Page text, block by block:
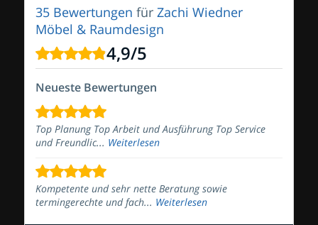
35 Bewertungen für Zachi Wiedner
Möbel & Raumdesign
4,9/5
Neueste Bewertungen
Top Planung Top Arbeit und Ausführung Top Service
und Freundlic... Weiterlesen
Kompetente und sehr nette Beratung sowie
termingerechte und fach... Weiterlesen